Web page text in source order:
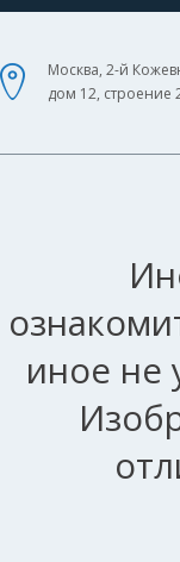
Москва, 2-й
дом 12, строение
иное не